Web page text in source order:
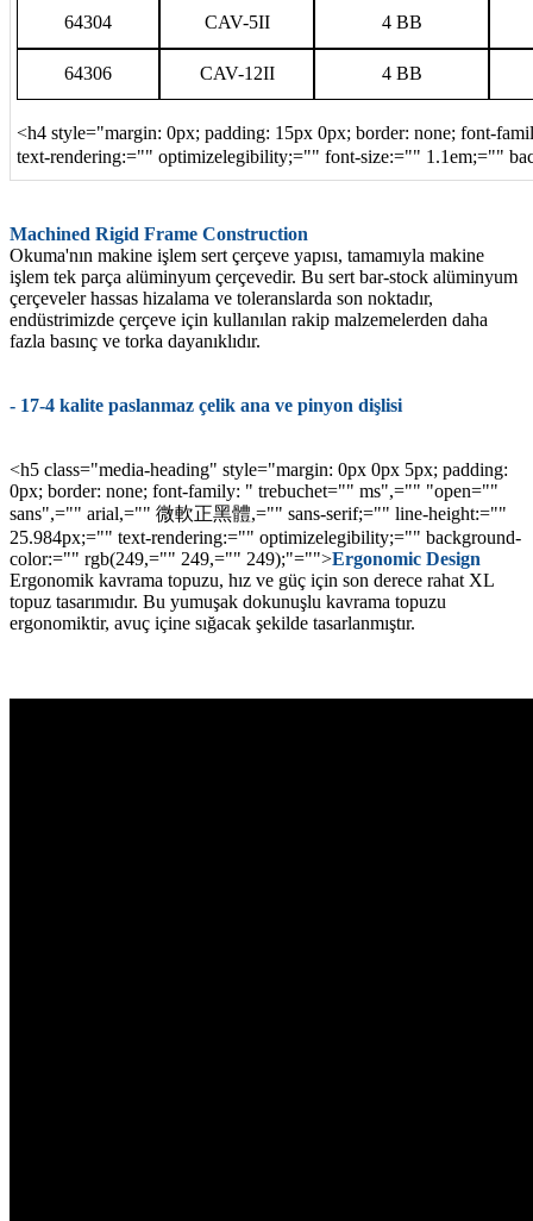
64304 CAV-5II 4 BB
64306 CAV-12II 4 BB
<h4 style="margin: 0px; padding: 15px 0px; border: none; font-
text-rendering:="" optimizelegibility;="" font-size:="" 1.1em;=""
Machined Rigid Frame Construction
Okuma'nın makine işlem sert çerçeve yapısı, tamamıyla makine
işlem tek parça alüminyum çerçevedir. Bu sert bar-stock alüminyum
çerçeveler hassas hizalama ve toleranslarda son noktadır,
endüstrimizde çerçeve için kullanılan rakip malzemelerden daha
fazla basınç ve torka dayanıklıdır.
- 17-4 kalite paslanmaz çelik ana ve pinyon dişlisi
<h5 class="media-heading" style="margin: 0px 0px 5px; padding:
0px; border: none; font-family: " trebuchet="" ms",="" "open=""
sans",="" arial,="" 微軟正黑體,="" sans-serif;="" line-height:=""
25.984px;="" text-rendering:="" optimizelegibility;="" background-
color:="" rgb(249,="" 249,="" 249);"="">Ergonomic Design
Ergonomik kavrama topuzu, hız ve güç için son derece rahat XL
topuz tasarımıdır. Bu yumuşak dokunuşlu kavrama topuzu
ergonomiktir, avuç içine sığacak şekilde tasarlanmıştır.